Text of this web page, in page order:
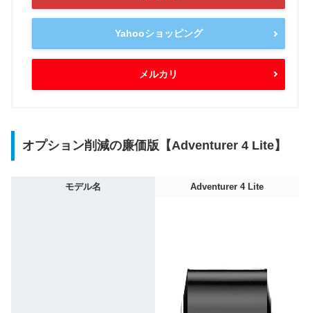
Yahooショッピング
メルカリ
オプション削減の廉価版【Adventurer 4 Lite】
モデル名 Adventurer 4 Lite